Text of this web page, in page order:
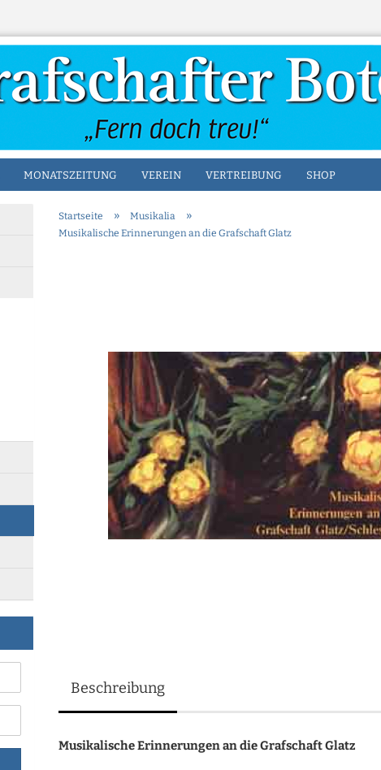
Sprache auswählen
MONATSZEITUNG VEREIN VERTREIBUNG SHOP
Startseite » Musikalia »
Musikalische Erinnerungen an die Grafschaft Glatz
Beschreibung
Musikalische Erinnerungen an die Grafschaft Glatz